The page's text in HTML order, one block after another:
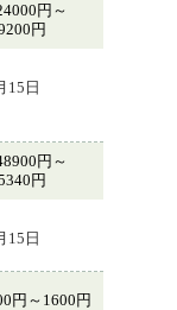
円～
円
15日
円～
円
15日
円～1600円